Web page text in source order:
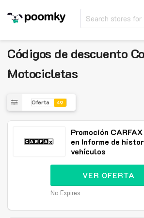
Códigos de descuento
Motocicletas
Oferta 49
Promoción
en Informe de
vehículos
VER OFERTA
No Expires